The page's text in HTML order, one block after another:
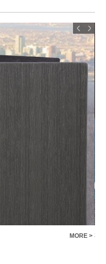
MORE > 禮